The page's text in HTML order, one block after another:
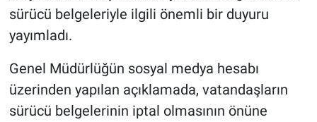
sürücü belgeleriyle ilgili önemli bir duyuru
yayımladı.
Genel Müdürlüğün sosyal medya hesabı
üzerinden yapılan açıklamada, vatandaşların
sürücü belgelerinin iptal olmasının önüne